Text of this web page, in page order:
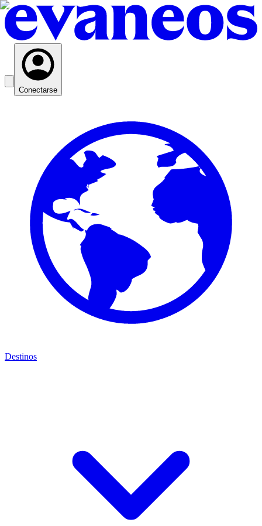
Conectarse
Destinos